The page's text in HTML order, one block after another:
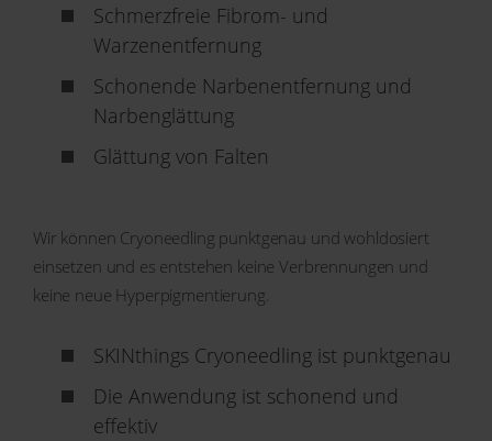
Schmerzfreie Fibrom- und
Warzenentfernung
Schonende Narbenentfernung und
Narbenglättung
Glättung von Falten
Wir können Cryoneedling punktgenau und wohldosiert
einsetzen und es entstehen keine Verbrennungen und
keine neue Hyperpigmentierung.
SKINthings Cryoneedling ist punktgenau
Die Anwendung ist schonend und
effektiv